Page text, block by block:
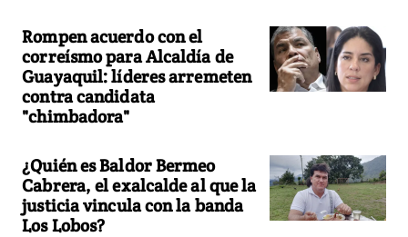
Rompen acuerdo con el
correísmo para Alcaldía de
Guayaquil: líderes arremeten
contra candidata
"chimbadora"
¿Quién es Baldor Bermeo
Cabrera, el exalcalde al que la
justicia vincula con la banda
Los Lobos?